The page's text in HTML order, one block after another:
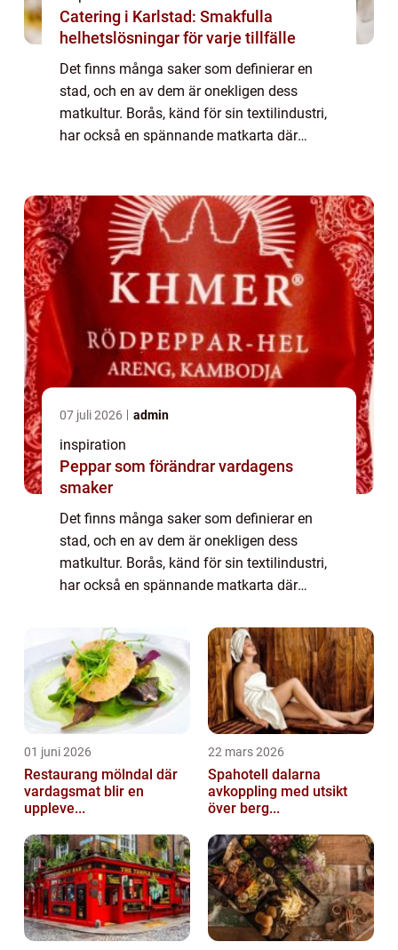
Catering i Karlstad: Smakfulla
helhetslösningar för varje tillfälle
Det finns många saker som definierar en
stad, och en av dem är onekligen dess
matkultur. Borås, känd för sin textilindustri,
har också en spännande matkarta där
07 juli 2026 admin
inspiration
Peppar som förändrar vardagens
smaker
Det finns många saker som definierar en
stad, och en av dem är onekligen dess
matkultur. Borås, känd för sin textilindustri,
har också en spännande matkarta där
01 juni 2026
Restaurang mölndal där
vardagsmat blir en
uppleve...
22 mars 2026
Spahotell dalarna
avkoppling med utsikt
över berg...